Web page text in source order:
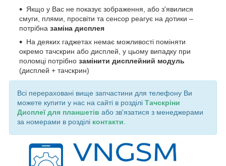
Якщо у Вас не показує зображення, або з'явилися
смуги, плями, просвіти та сенсор реагує на дотики –
потрібна заміна дисплея
На деяких гаджетах немає можливості поміняти
окремо тачскрин або дисплей, у цьому випадку при
поломці потрібно замінити дисплейний модуль
(дисплей + тачскрин)
Всі перераховані вище запчастини для телефону Ви
можете купити у нас на сайті в розділі Тачскріни
Дисплеї для планшетів або зв'язатися з менеджерами
за номерами в розділі контакти